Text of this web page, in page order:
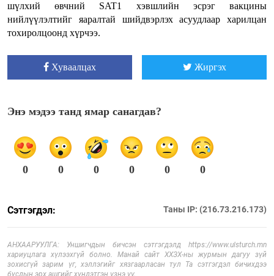
шүлхий өвчний SAT1 хэвшлийн эсрэг вакцины
нийлүүлэлтийг яаралтай шийдвэрлэх асуудлаар харилцан
тохиролцоонд хүрчээ.
Хуваалцах Жиргэх
Энэ мэдээ танд ямар санагдав?
0 0 0 0 0 0
Сэтгэгдэл: Таны IP: (216.73.216.173)
АНХААРУУЛГА: Уншигчдын бичсэн сэтгэгдэлд https://www.ulsturch.mn
хариуцлага хүлээхгүй болно. Манай сайт ХХЗХ-ны журмын дагуу зүй
зохисгүй зарим үг, хэллэгийг хязгаарласан тул Та сэтгэгдэл бичихдээ
бусдын эрх ашгийг хүндэтгэн үзнэ үү.